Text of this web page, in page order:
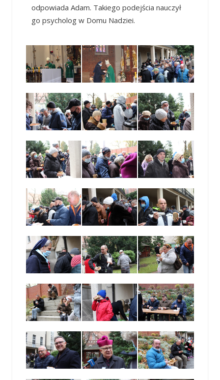
odpowiada Adam. Takiego podejścia nauczył
go psycholog w Domu Nadziei.